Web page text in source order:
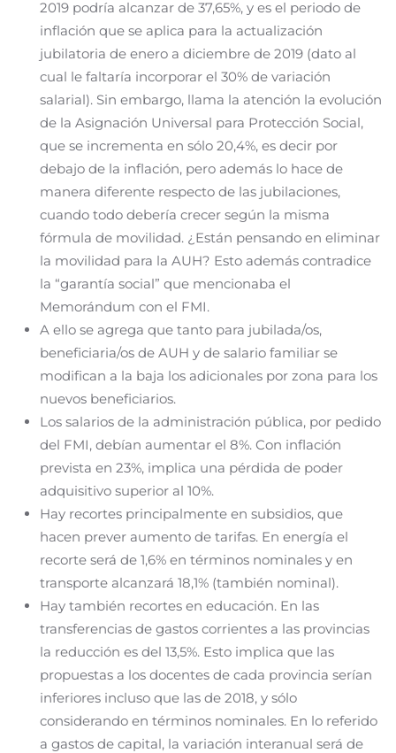
2019 podría alcanzar de 37,65%, y es el periodo de
inflación que se aplica para la actualización
jubilatoria de enero a diciembre de 2019 (dato al
cual le faltaría incorporar el 30% de variación
salarial). Sin embargo, llama la atención la evolución
de la Asignación Universal para Protección Social,
que se incrementa en sólo 20,4%, es decir por
debajo de la inflación, pero además lo hace de
manera diferente respecto de las jubilaciones,
cuando todo debería crecer según la misma
fórmula de movilidad. ¿Están pensando en eliminar
la movilidad para la AUH? Esto además contradice
la “garantía social” que mencionaba el
Memorándum con el FMI.
A ello se agrega que tanto para jubilada/os,
beneficiaria/os de AUH y de salario familiar se
modifican a la baja los adicionales por zona para los
nuevos beneficiarios.
Los salarios de la administración pública, por pedido
del FMI, debían aumentar el 8%. Con inflación
prevista en 23%, implica una pérdida de poder
adquisitivo superior al 10%.
Hay recortes principalmente en subsidios, que
hacen prever aumento de tarifas. En energía el
recorte será de 1,6% en términos nominales y en
transporte alcanzará 18,1% (también nominal).
Hay también recortes en educación. En las
transferencias de gastos corrientes a las provincias
la reducción es del 13,5%. Esto implica que las
propuestas a los docentes de cada provincia serían
inferiores incluso que las de 2018, y sólo
considerando en términos nominales. En lo referido
a gastos de capital, la variación interanual será de